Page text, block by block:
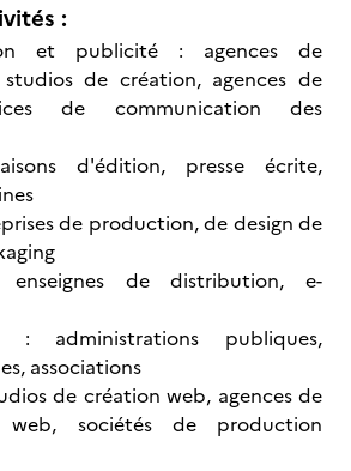
:
et publicité : agences de
de création, agences de
de communication des
d'édition, presse écrite,
de production, de design de
de distribution, e-
: administrations publiques,
associations
de création web, agences de
web, sociétés de production